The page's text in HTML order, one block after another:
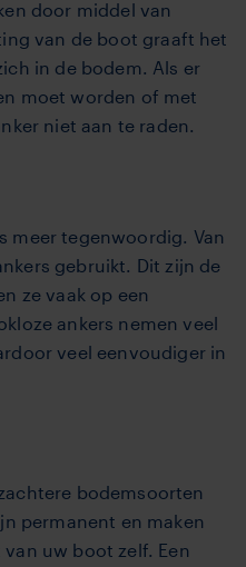
door middel van
van de boot graaft het
in de bodem. Als er
moet worden of met
niet aan te raden.
meer tegenwoordig. Van
gebruikt. Dit zijn de
ze vaak op een
ankers nemen veel
veel eenvoudiger in
bodemsoorten
permanent en maken
uw boot zelf. Een